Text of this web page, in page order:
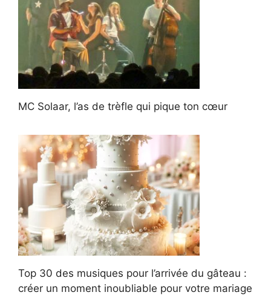
MC Solaar, l’as de trèfle qui pique ton cœur
Top 30 des musiques pour l’arrivée du gâteau :
créer un moment inoubliable pour votre mariage